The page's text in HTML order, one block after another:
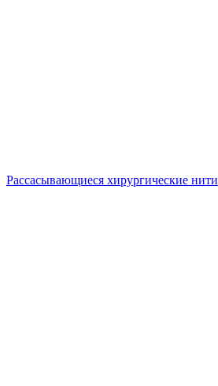
Рассасывающиеся хирургические нити